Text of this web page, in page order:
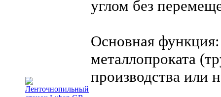
углом без
Основная
металлопроката
производства или